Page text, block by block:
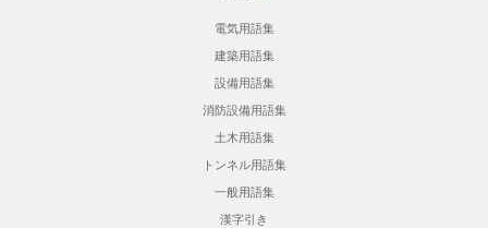
電気用語集
建築用語集
設備用語集
消防設備用語集
土木用語集
トンネル用語集
一般用語集
漢字引き